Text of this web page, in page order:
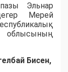
Эльнар
Мерей
облысының
Бисен,